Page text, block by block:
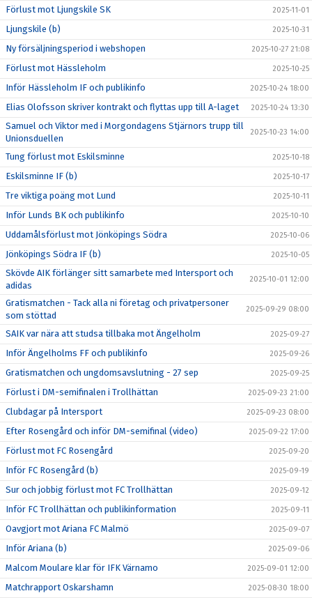
Förlust mot Ljungskile SK 2025-11-01
Ljungskile (b) 2025-10-31
Ny försäljningsperiod i webshopen 2025-10-27 21:08
Förlust mot Hässleholm 2025-10-25
Inför Hässleholm IF och publikinfo 2025-10-24 18:00
Elias Olofsson skriver kontrakt och flyttas upp till A-laget 2025-10-24 13:30
Samuel och Viktor med i Morgondagens Stjärnors trupp till
Unionsduellen
2025-10-23 14:00
Tung förlust mot Eskilsminne 2025-10-18
Eskilsminne IF (b) 2025-10-17
Tre viktiga poäng mot Lund 2025-10-11
Inför Lunds BK och publikinfo 2025-10-10
Uddamålsförlust mot Jönköpings Södra 2025-10-06
Jönköpings Södra IF (b) 2025-10-05
Skövde AIK förlänger sitt samarbete med Intersport och
adidas
2025-10-01 12:00
Gratismatchen - Tack alla ni företag och privatpersoner
som stöttad
2025-09-29 08:00
SAIK var nära att studsa tillbaka mot Ängelholm 2025-09-27
Inför Ängelholms FF och publikinfo 2025-09-26
Gratismatchen och ungdomsavslutning - 27 sep 2025-09-25
Förlust i DM-semifinalen i Trollhättan 2025-09-23 21:00
Clubdagar på Intersport 2025-09-23 08:00
Efter Rosengård och inför DM-semifinal (video) 2025-09-22 17:00
Förlust mot FC Rosengård 2025-09-20
Inför FC Rosengård (b) 2025-09-19
Sur och jobbig förlust mot FC Trollhättan 2025-09-12
Inför FC Trollhättan och publikinformation 2025-09-11
Oavgjort mot Ariana FC Malmö 2025-09-07
Inför Ariana (b) 2025-09-06
Malcom Moulare klar för IFK Värnamo 2025-09-01 12:00
Matchrapport Oskarshamn 2025-08-30 18:00